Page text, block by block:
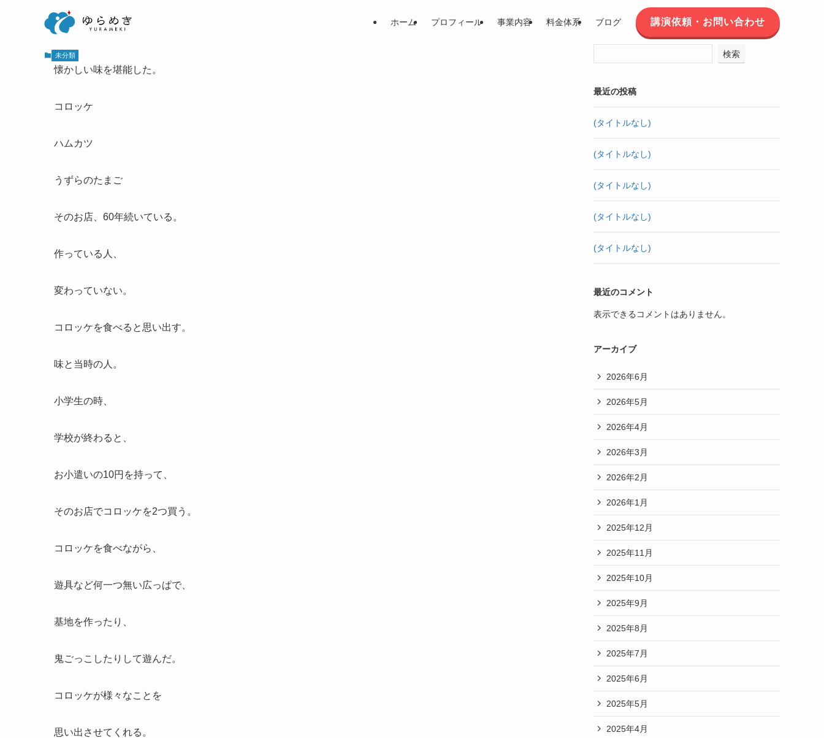
ホーム プロフィール 事業内容 料金体系 ブログ 講演依頼・お問い合わせ
未分類
懐かしい味を堪能した。
コロッケ
ハムカツ
うずらのたまご
そのお店、60年続いている。
作っている人、
変わっていない。
コロッケを食べると思い出す。
味と当時の人。
小学生の時、
学校が終わると、
お小遣いの10円を持って、
そのお店でコロッケを2つ買う。
コロッケを食べながら、
遊具など何一つ無い広っぱで、
基地を作ったり、
鬼ごっこしたりして遊んだ。
コロッケが様々なことを
思い出させてくれる。
検索
最近の投稿
(タイトルなし)
(タイトルなし)
(タイトルなし)
(タイトルなし)
(タイトルなし)
最近のコメント
表示できるコメントはありません。
アーカイブ
2026年6月
2026年5月
2026年4月
2026年3月
2026年2月
2026年1月
2025年12月
2025年11月
2025年10月
2025年9月
2025年8月
2025年7月
2025年6月
2025年5月
2025年4月